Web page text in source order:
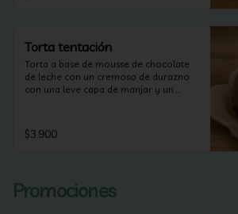
Torta tentación
Torta a base de mousse de chocolate
de leche con un cremoso de durazno
con una leve capa de manjar y un
$3.900
Promociones